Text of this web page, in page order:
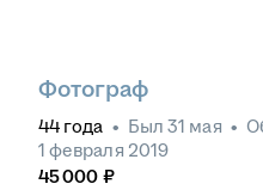
Фотограф
44 года • Был 31 мая •
1 февраля 2019
45 000 ₽